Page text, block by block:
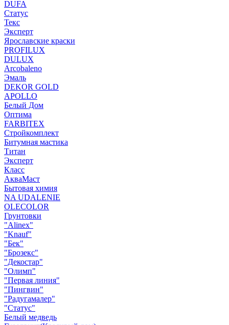
DUFA
Статус
Текс
Эксперт
Ярославские краски
PROFILUX
DULUX
Arcobaleno
Эмаль
DEKOR GOLD
APOLLO
Белый Дом
Оптима
FARBITEX
Стройкомплект
Битумная мастика
Титан
Эксперт
Класс
АкваМаст
Бытовая химия
NA UDALENIE
OLECOLOR
Грунтовки
"Alinex"
"Knauf"
"Бек"
"Брозекс"
"Декостар"
"Олимп"
"Первая линия"
"Пингвин"
"Радугамалер"
"Статус"
Белый медведь